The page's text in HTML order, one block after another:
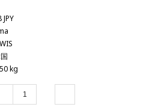
JPY
kg